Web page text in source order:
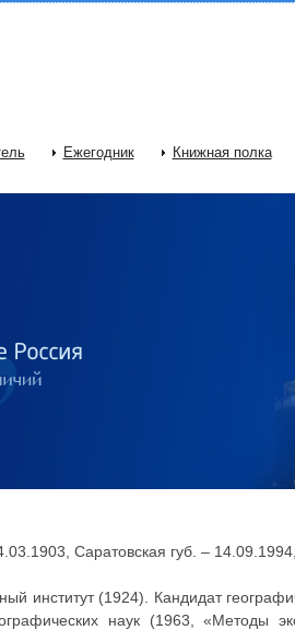
Ежегодник Книжная полка
Саратовская губ. –
институт (1924). Кандидат
наук (1963, «Методы